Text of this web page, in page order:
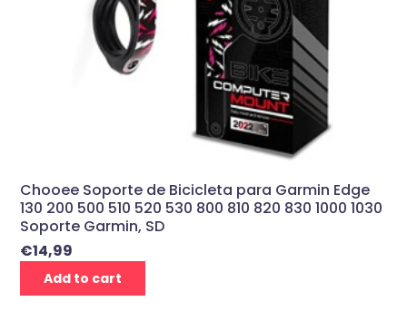
Chooee Soporte de Bicicleta para Garmin Edge
130 200 500 510 520 530 800 810 820 830 1000 1030
Soporte Garmin, SD
€14,99
Add to cart